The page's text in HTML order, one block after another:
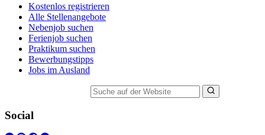
Kostenlos registrieren
Alle Stellenangebote
Nebenjob suchen
Ferienjob suchen
Praktikum suchen
Bewerbungstipps
Jobs im Ausland
Social